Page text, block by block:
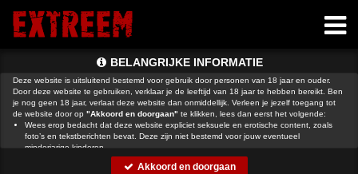
BELANGRIJKE INFORMATIE
Deze website is uitsluitend bestemd voor gebruik door personen van 18 jaar en ouder.
Door deze website te gebruiken, verklaar je de leeftijd van 18 jaar te hebben bereikt. Ben
je nog geen 18 jaar, verlaat deze website dan onmiddellijk. Verleen je jezelf toegang tot
de website door op "Akkoord en doorgaan" te klikken, lees dan eerst het volgende:
Wees erop bedacht dat deze website expliciet seksuele en erotische content, zoals
foto’s en tekstberichten bevat. Deze zijn niet bestemd voor jouw eventueel
minderjarige kinderen.
gebruikt functionele, analytische cookies, social media cookies en
vergelijkbare technieken, zoals Google Webmaster Tools, Google Analytics, Alexa
Akkoord en doorgaan